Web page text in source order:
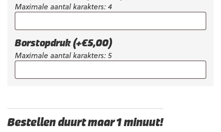
Maximale aantal karakters: 4
Borstopdruk (+€5,00)
Maximale aantal karakters: 5
Bestellen duurt maar 1 minuut!